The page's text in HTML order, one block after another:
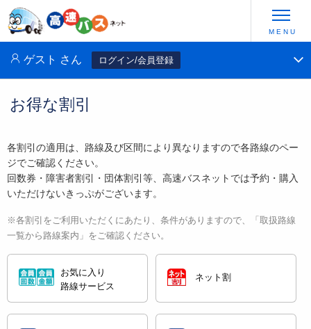
ゲスト さん ログイン/会員登録
お得な割引
各割引の適用は、路線及び区間により異なりますので各路線のペー
ジでご確認ください。
回数券・障害者割引・団体割引等、高速バスネットでは予約・購入
いただけないきっぷがございます。
※各割引をご利用いただくにあたり、条件がありますので、「取扱路線
一覧から路線案内」をご確認ください。
お気に入り
路線サービス
ネット割